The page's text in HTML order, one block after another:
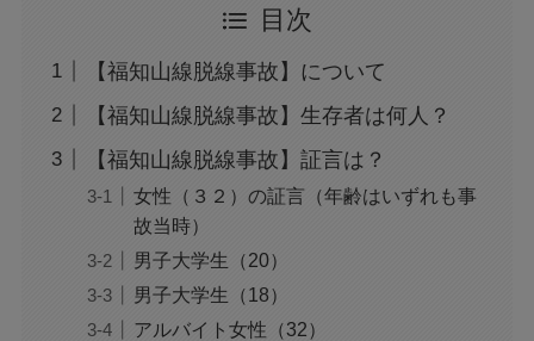
目次
【福知山線脱線事故】について
【福知山線脱線事故】生存者は何人？
【福知山線脱線事故】証言は？
女性（３２）の証言（年齢はいずれも事
故当時）
男子大学生（20）
男子大学生（18）
アルバイト女性（32）